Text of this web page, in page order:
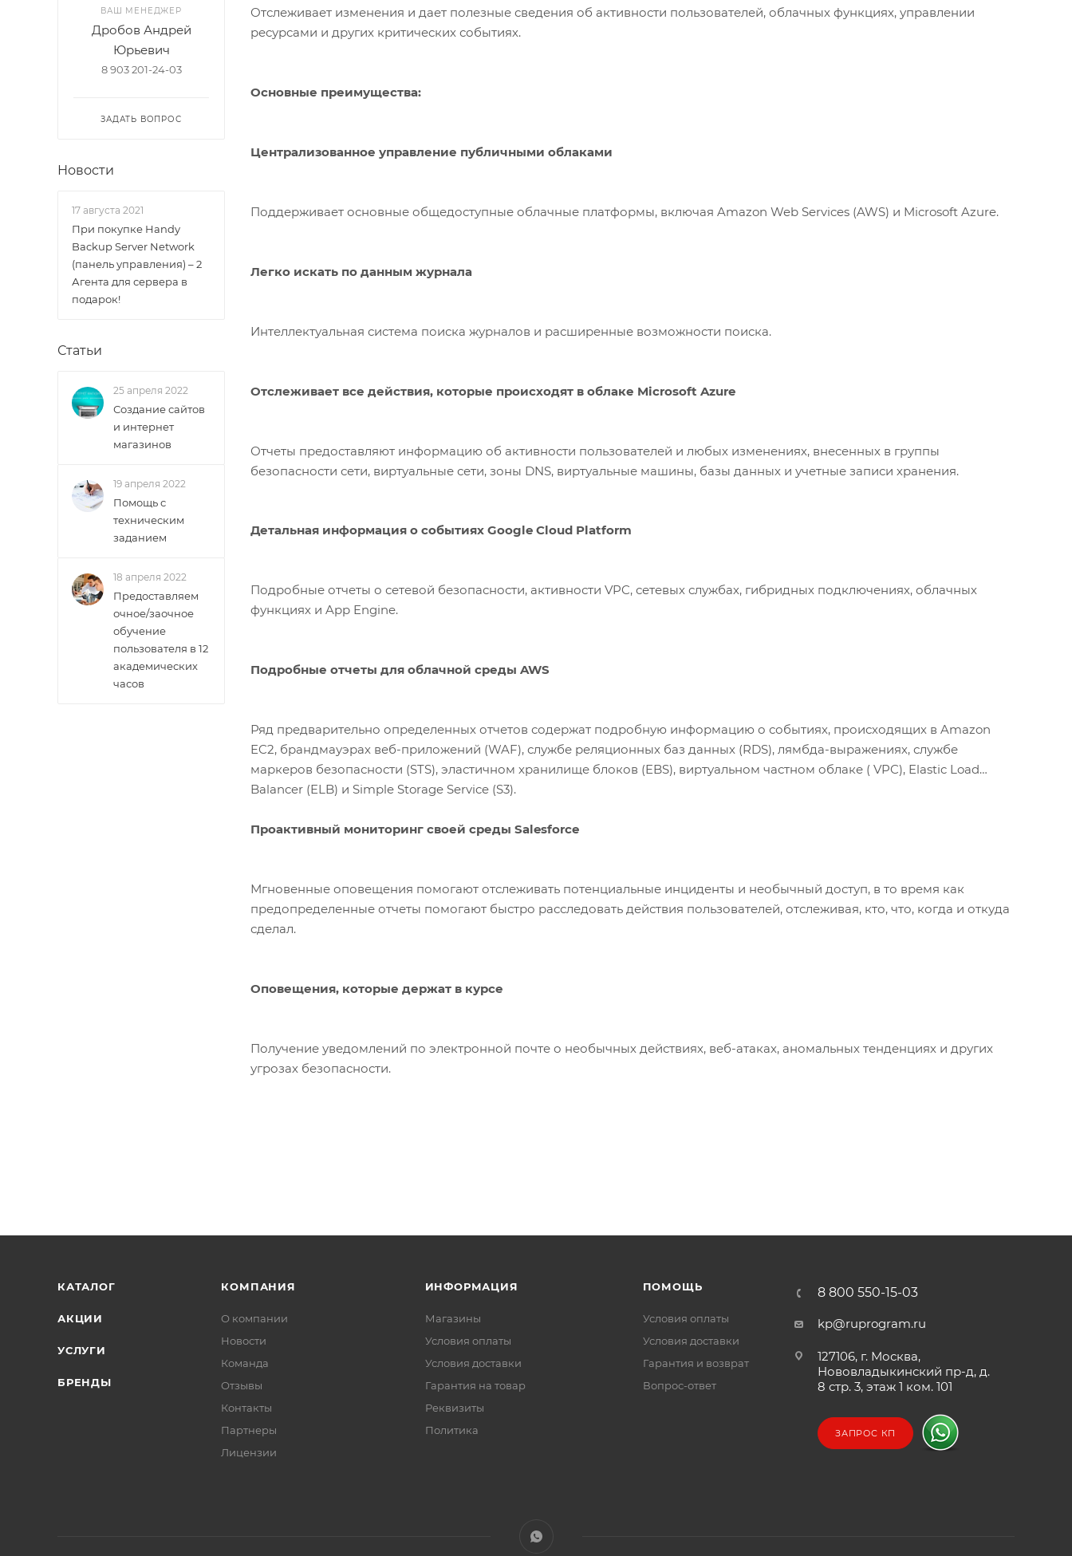
Отслеживает изменения и дает полезные сведения об активности пользователей, облачных функциях, управлении
ресурсами и других критических событиях.
Основные преимущества:
Централизованное управление публичными облаками
Поддерживает основные общедоступные облачные платформы, включая Amazon Web Services (AWS) и Microsoft Azure.
Легко искать по данным журнала
Интеллектуальная система поиска журналов и расширенные возможности поиска.
Отслеживает все действия, которые происходят в облаке Microsoft Azure
Отчеты предоставляют информацию об активности пользователей и любых изменениях, внесенных в группы
безопасности сети, виртуальные сети, зоны DNS, виртуальные машины, базы данных и учетные записи хранения.
Детальная информация о событиях Google Cloud Platform
Подробные отчеты о сетевой безопасности, активности VPC, сетевых службах, гибридных подключениях, облачных
функциях и App Engine.
Подробные отчеты для облачной среды AWS
Ряд предварительно определенных отчетов содержат подробную информацию о событиях, происходящих в Amazon
EC2, брандмауэрах веб-приложений (WAF), службе реляционных баз данных (RDS), лямбда-выражениях, службе
маркеров безопасности (STS), эластичном хранилище блоков (EBS), виртуальном частном облаке ( VPC), Elastic Load
Balancer (ELB) и Simple Storage Service (S3).
Проактивный мониторинг своей среды Salesforce
Мгновенные оповещения помогают отслеживать потенциальные инциденты и необычный доступ, в то время как
предопределенные отчеты помогают быстро расследовать действия пользователей, отслеживая, кто, что, когда и откуда
сделал.
Оповещения, которые держат в курсе
Получение уведомлений по электронной почте о необычных действиях, веб-атаках, аномальных тенденциях и других
угрозах безопасности.
ВАШ МЕНЕДЖЕР
Дробов Андрей
Юрьевич
8 903 201-24-03
ЗАДАТЬ ВОПРОС
Новости
17 августа 2021
При покупке Handy
Backup Server Network
(панель управления) – 2
Агента для сервера в
подарок!
Статьи
25 апреля 2022
Создание сайтов
и интернет
магазинов
19 апреля 2022
Помощь с
техническим
заданием
18 апреля 2022
Предоставляем
очное/заочное
обучение
пользователя в 12
академических
часов
КАТАЛОГ
АКЦИИ
УСЛУГИ
БРЕНДЫ
КОМПАНИЯ
О компании
Новости
Команда
Отзывы
Контакты
Партнеры
Лицензии
ИНФОРМАЦИЯ
Магазины
Условия оплаты
Условия доставки
Гарантия на товар
Реквизиты
Политика
ПОМОЩЬ
Условия оплаты
Условия доставки
Гарантия и возврат
Вопрос-ответ
8 800 550-15-03
kp@ruprogram.ru
127106, г. Москва,
Нововладыкинский пр-д, д.
8 стр. 3, этаж 1 ком. 101
ЗАПРОС КП